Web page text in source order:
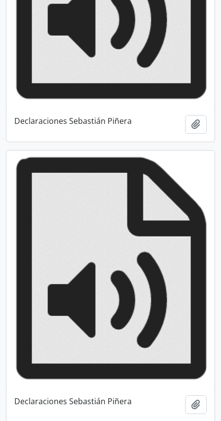
Declaraciones Sebastián Piñera
Declaraciones Sebastián Piñera